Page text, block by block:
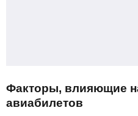
Факторы, влияющие
авиабилетов